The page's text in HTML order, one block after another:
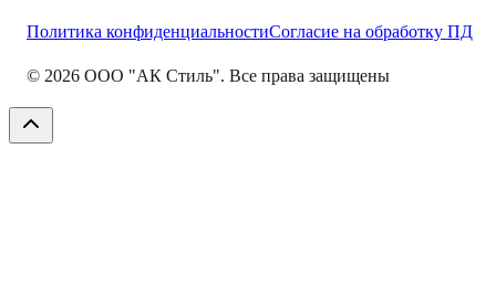
Политика конфиденциальностиСогласие на обработку ПД
© 2026 ООО "АК Стиль". Все права защищены